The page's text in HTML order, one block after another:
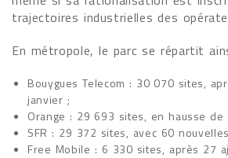
trajectoires industrielles des
En métropole, le parc se répartit
Bouygues Telecom : 30 070 sites,
janvier ;
Orange : 29 693 sites, en hausse
SFR : 29 372 sites, avec 60
Free Mobile : 6 330 sites, après 27